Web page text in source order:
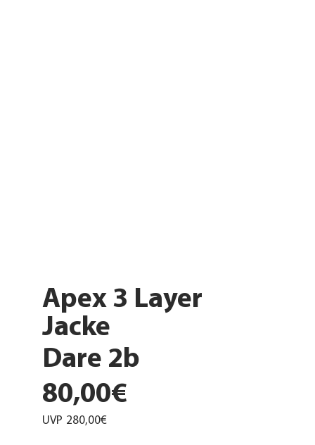
Apex 3 Layer
Jacke
Dare 2b
80,00€
UVP 280,00€